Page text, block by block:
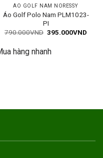
ÁO GOLF NAM NORESSY
Áo Golf Polo Nam PLM1023-
PI
790.000VND Giá
790.000VND.
395.000VND
hàng nhanh